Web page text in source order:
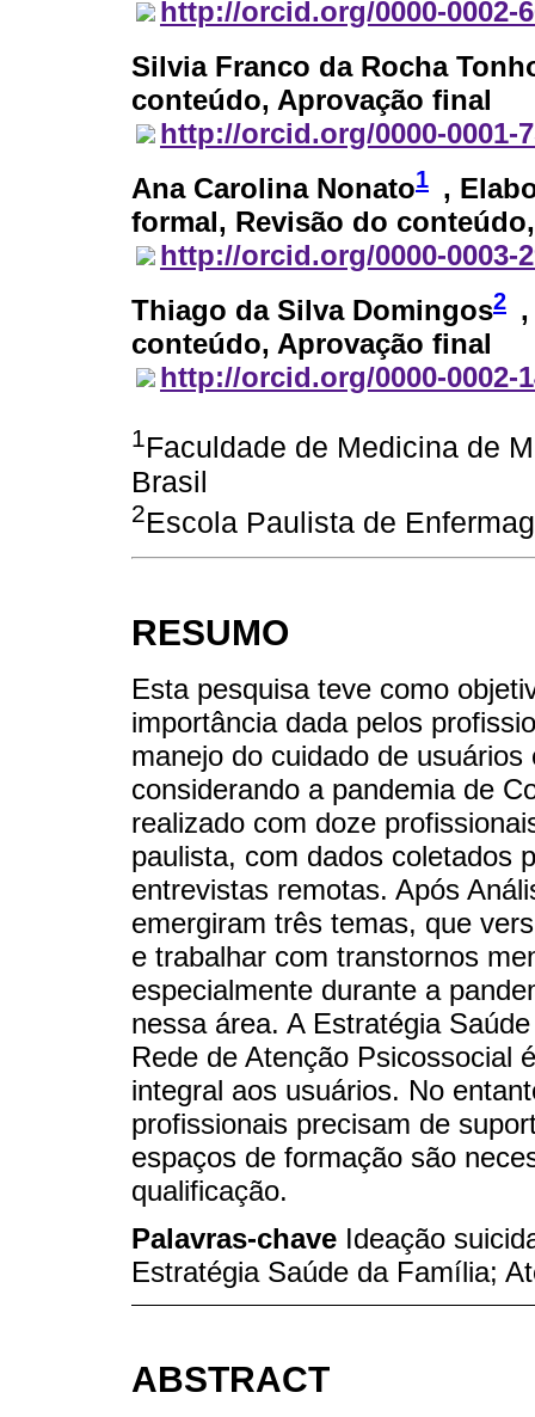
http://orcid.org/0000-0002-
Silvia Franco da Rocha
conteúdo, Aprovação final
http://orcid.org/0000-0001-
Ana Carolina Nonato1 ,
formal, Revisão do
http://orcid.org/0000-0003-
Thiago da Silva Domingos2
conteúdo, Aprovação final
http://orcid.org/0000-0002-
1Faculdade de Medicina de
Brasil
2Escola Paulista de
RESUMO
Esta pesquisa teve como
importância dada pelos
manejo do cuidado de
considerando a pandemia de
realizado com doze
paulista, com dados coletados
entrevistas remotas. Após
emergiram três temas, que
e trabalhar com transtornos
especialmente durante a
nessa área. A Estratégia
Rede de Atenção Psicossocial
integral aos usuários. No
profissionais precisam de
espaços de formação são
qualificação.
Palavras-chave Ideação
Estratégia Saúde da Família;
ABSTRACT